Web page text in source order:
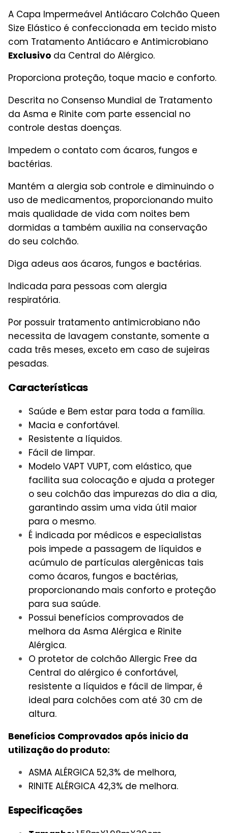
A Capa Impermeável Antiácaro Colchão Queen
Size Elástico é confeccionada em tecido misto
com Tratamento Antiácaro e Antimicrobiano
Exclusivo da Central do Alérgico.
Proporciona proteção, toque macio e conforto.
Descrita no Consenso Mundial de Tratamento
da Asma e Rinite com parte essencial no
controle destas doenças.
Impedem o contato com ácaros, fungos e
bactérias.
Mantém a alergia sob controle e diminuindo o
uso de medicamentos, proporcionando muito
mais qualidade de vida com noites bem
dormidas a também auxilia na conservação
do seu colchão.
Diga adeus aos ácaros, fungos e bactérias.
Indicada para pessoas com alergia
respiratória.
Por possuir tratamento antimicrobiano não
necessita de lavagem constante, somente a
cada três meses, exceto em caso de sujeiras
pesadas.
Características
Saúde e Bem estar para toda a família.
Macia e confortável.
Resistente a líquidos.
Fácil de limpar.
Modelo VAPT VUPT, com elástico, que
facilita sua colocação e ajuda a proteger
o seu colchão das impurezas do dia a dia,
garantindo assim uma vida útil maior
para o mesmo.
É indicada por médicos e especialistas
pois impede a passagem de líquidos e
acúmulo de partículas alergênicas tais
como ácaros, fungos e bactérias,
proporcionando mais conforto e proteção
para sua saúde.
Possui benefícios comprovados de
melhora da Asma Alérgica e Rinite
Alérgica.
O protetor de colchão Allergic Free da
Central do alérgico é confortável,
resistente a líquidos e fácil de limpar, é
ideal para colchões com até 30 cm de
altura.
Benefícios Comprovados após inicio da
utilização do produto:
ASMA ALÉRGICA 52,3% de melhora,
RINITE ALÉRGICA 42,3% de melhora.
Especificações